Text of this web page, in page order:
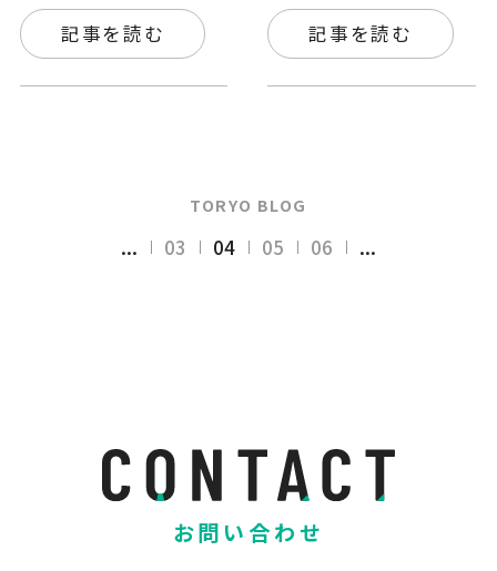
記事を読む 記事を読む
TORYO BLOG
... 03 04 05 06 ...
お問い合わせ